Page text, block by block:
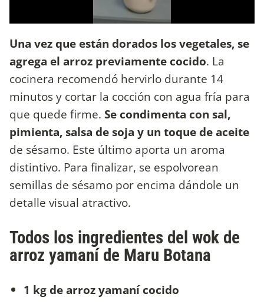
Una vez que están dorados los vegetales, se
agrega el arroz previamente cocido. La
cocinera recomendó hervirlo durante 14
minutos y cortar la cocción con agua fría para
que quede firme. Se condimenta con sal,
pimienta, salsa de soja y un toque de aceite
de sésamo. Este último aporta un aroma
distintivo. Para finalizar, se espolvorean
semillas de sésamo por encima dándole un
detalle visual atractivo.
Todos los ingredientes del wok de
arroz yamaní de Maru Botana
1 kg de arroz yamaní cocido